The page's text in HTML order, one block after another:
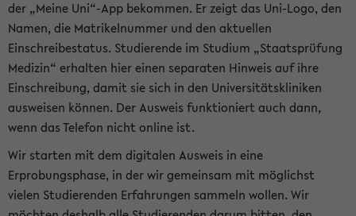
der „Meine Uni“-App bekommen. Er zeigt das Uni-Logo, den
Namen, die Matrikelnummer und den aktuellen
Einschreibestatus. Studierende im Studium „Staatsprüfung
Medizin“ erhalten hier einen separaten Hinweis auf ihre
Einschreibung, damit sie sich in den Universitätskliniken
ausweisen können. Der Ausweis funktioniert auch dann,
wenn das Telefon nicht online ist.
Wir starten mit dem digitalen Ausweis in eine
Erprobungsphase, in der wir gemeinsam mit möglichst
vielen Studierenden Erfahrungen sammeln wollen. Wir